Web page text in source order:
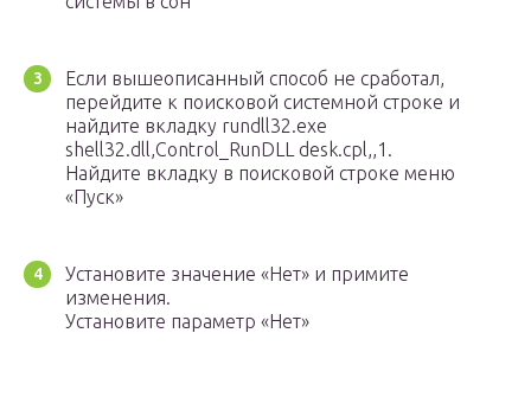
Если вышеописанный способ не сработал,
перейдите к поисковой системной строке и
найдите вкладку rundll32.exe
shell32.dll,Control_RunDLL desk.cpl,,1.
Найдите вкладку в поисковой строке меню
«Пуск»
Установите значение «Нет» и примите
изменения.
Установите параметр «Нет»